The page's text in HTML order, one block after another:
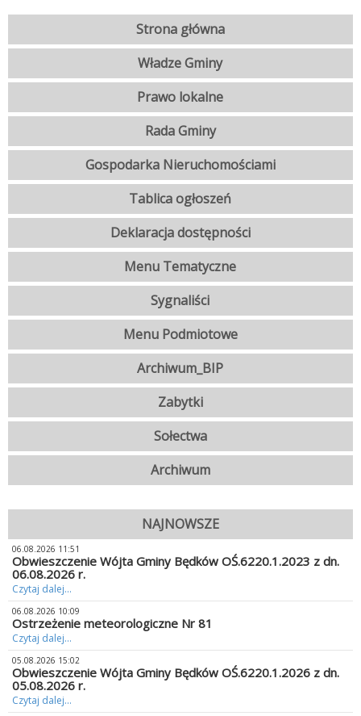
Strona główna
Władze Gminy
Prawo lokalne
Rada Gminy
Gospodarka Nieruchomościami
Tablica ogłoszeń
Deklaracja dostępności
Menu Tematyczne
Sygnaliści
Menu Podmiotowe
Archiwum_BIP
Zabytki
Sołectwa
Archiwum
NAJNOWSZE
06.08.2026 11:51
Obwieszczenie Wójta Gminy Będków OŚ.6220.1.2023 z dn.
06.08.2026 r.
Czytaj dalej...
06.08.2026 10:09
Ostrzeżenie meteorologiczne Nr 81
Czytaj dalej...
05.08.2026 15:02
Obwieszczenie Wójta Gminy Będków OŚ.6220.1.2026 z dn.
05.08.2026 r.
Czytaj dalej...